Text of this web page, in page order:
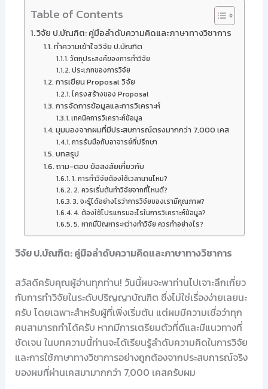
Table of Contents
วิจัย ป.บัณฑิต: คู่มือลำดับความคิดและภาษาทางวิชาการ
ทำความเข้าใจวิจัย ป.บัณฑิต
วัตถุประสงค์ของการทำวิจัย
ประเภทของการวิจัย
การเขียน Proposal วิจัย
โครงสร้างของ Proposal
การจัดการข้อมูลและการวิเคราะห์
เทคนิคการวิเคราะห์ข้อมูล
มุมมองจากผมที่มีประสบการณ์ตรงมากกว่า 7,000 เคส
การรับมือกับอาจารย์ที่ปรึกษา
บทสรุป
ถาม-ตอบ ข้อสงสัยเกี่ยวกับ
1. การทำวิจัยต้องใช้เวลานานไหม?
2. ควรเริ่มต้นทำวิจัยจากที่ไหนดี?
3. จะรู้ได้อย่างไรว่าการวิจัยของเรามีคุณภาพ?
4. ต้องใช้โปรแกรมอะไรในการวิเคราะห์ข้อมูล?
5. หากมีปัญหาระหว่างทำวิจัย ควรทำอย่างไร?
วิจัย ป.บัณฑิต: คู่มือลำดับความคิดและภาษาทางวิชาการ
สวัสดีครับคุณผู้อ่านทุกท่าน! วันนี้ผมจะพาท่านไปเจาะลึกเกี่ยว
กับการทำวิจัยในระดับปริญญาบัณฑิต ซึ่งไม่ใช่เรื่องง่ายเลยนะ
ครับ โดยเฉพาะสำหรับผู้ที่เพิ่งเริ่มต้น แต่ผมมีความเชื่อว่าทุก
คนสามารถทำได้ครับ หากมีการเตรียมตัวที่ดีและมีแนวทางที่
ชัดเจน ในบทความนี้ท่านจะได้เรียนรู้ลำดับความคิดในการวิจัย
และการใช้ภาษาทางวิชาการอย่างถูกต้องจากประสบการณ์จริง
ของผมที่ผ่านเคสมามากกว่า 7,000 เคสครับผม